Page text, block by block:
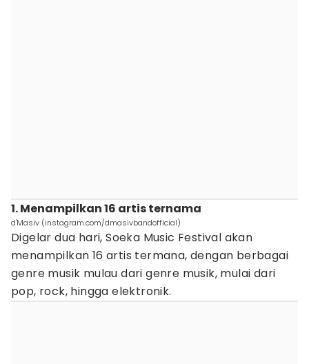
1. Menampilkan 16 artis ternama
d'Masiv (instagram.com/dmasivbandofficial)
Digelar dua hari, Soeka Music Festival akan
menampilkan 16 artis termana, dengan berbagai
genre musik mulau dari genre musik, mulai dari
pop, rock, hingga elektronik.